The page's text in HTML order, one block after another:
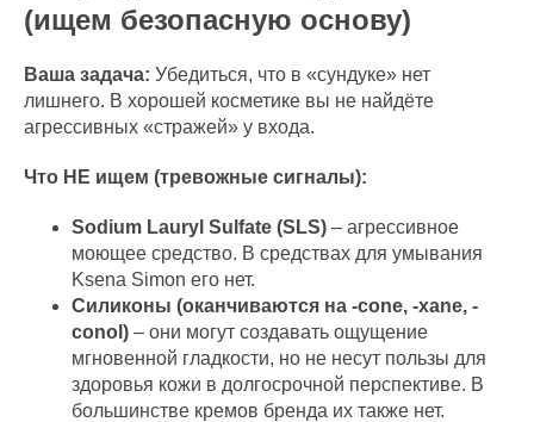
(ищем безопасную основу)
Ваша задача: Убедиться, что в «сундуке» нет
лишнего. В хорошей косметике вы не найдёте
агрессивных «стражей» у входа.
Что НЕ ищем (тревожные сигналы):
Sodium Lauryl Sulfate (SLS) – агрессивное
моющее средство. В средствах для умывания
Ksena Simon его нет.
Силиконы (оканчиваются на -cone, -xane, -
conol) – они могут создавать ощущение
мгновенной гладкости, но не несут пользы для
здоровья кожи в долгосрочной перспективе. В
большинстве кремов бренда их также нет.